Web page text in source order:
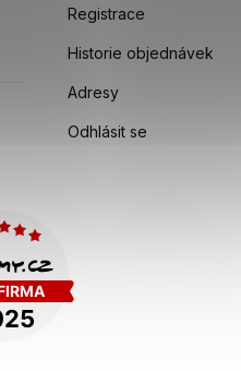
Registrace
Historie objednávek
Adresy
Odhlásit se